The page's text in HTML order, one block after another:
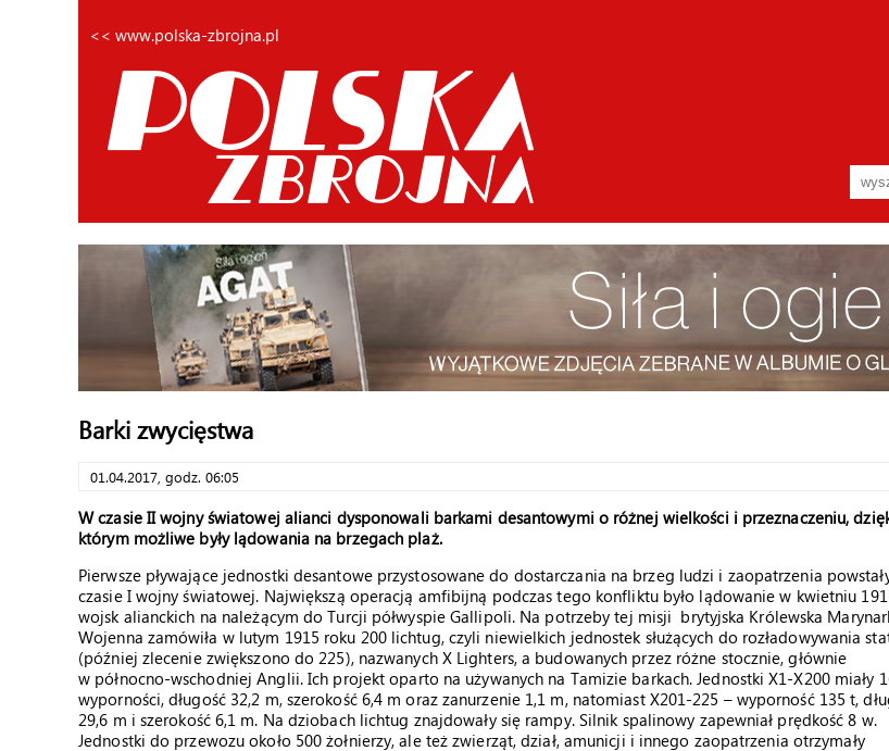
<< www.polska-zbrojna.pl
Barki zwycięstwa
01.04.2017, godz. 06:05
W czasie II wojny światowej alianci dysponowali barkami desantowymi o różnej wielkości i przeznaczeniu,
którym możliwe były lądowania na brzegach plaż.
Pierwsze pływające jednostki desantowe przystosowane do dostarczania na brzeg ludzi i zaopatrzenia
czasie I wojny światowej. Największą operacją amfibijną podczas tego konfliktu było lądowanie w kwietniu
wojsk alianckich na należącym do Turcji półwyspie Gallipoli. Na potrzeby tej misji brytyjska Królewska
Wojenna zamówiła w lutym 1915 roku 200 lichtug, czyli niewielkich jednostek służących do rozładowywania
(później zlecenie zwiększono do 225), nazwanych X Lighters, a budowanych przez różne stocznie, głównie
w północno-wschodniej Anglii. Ich projekt oparto na używanych na Tamizie barkach. Jednostki X1-X200 miały
wyporności, długość 32,2 m, szerokość 6,4 m oraz zanurzenie 1,1 m, natomiast X201-225 – wyporność 135 t,
29,6 m i szerokość 6,1 m. Na dziobach lichtug znajdowały się rampy. Silnik spalinowy zapewniał prędkość 8 w.
Jednostki do przewozu około 500 żołnierzy, ale też zwierząt, dział, amunicji i innego zaopatrzenia otrzymały